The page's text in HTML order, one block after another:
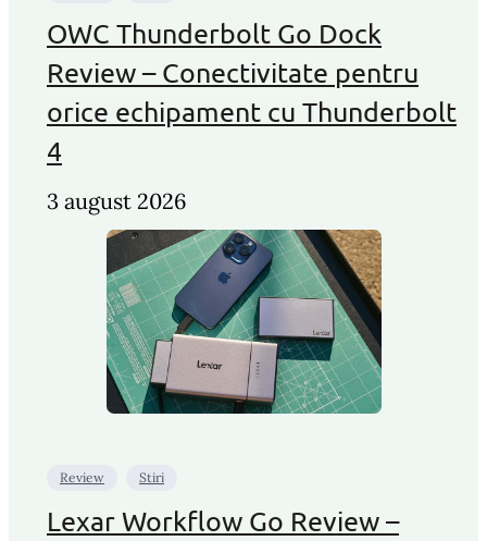
OWC Thunderbolt Go Dock
Review – Conectivitate pentru
orice echipament cu Thunderbolt
4
3 august 2026
Review Stiri
Lexar Workflow Go Review –